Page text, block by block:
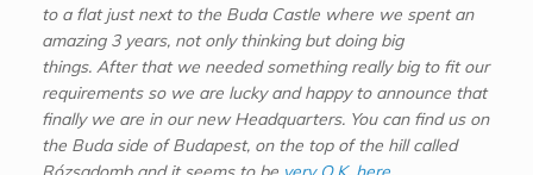
to a flat just next to the Buda Castle where we spent an
amazing 3 years, not only thinking but doing big
things. After that we needed something really big to fit our
requirements so we are lucky and happy to announce that
finally we are in our new Headquarters. You can find us on
the Buda side of Budapest, on the top of the hill called